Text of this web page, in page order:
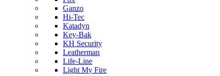
Ganzo
Hi-Tec
Katadyn
Key-Bak
KH Security
Leatherman
Life-Line
Light My Fire